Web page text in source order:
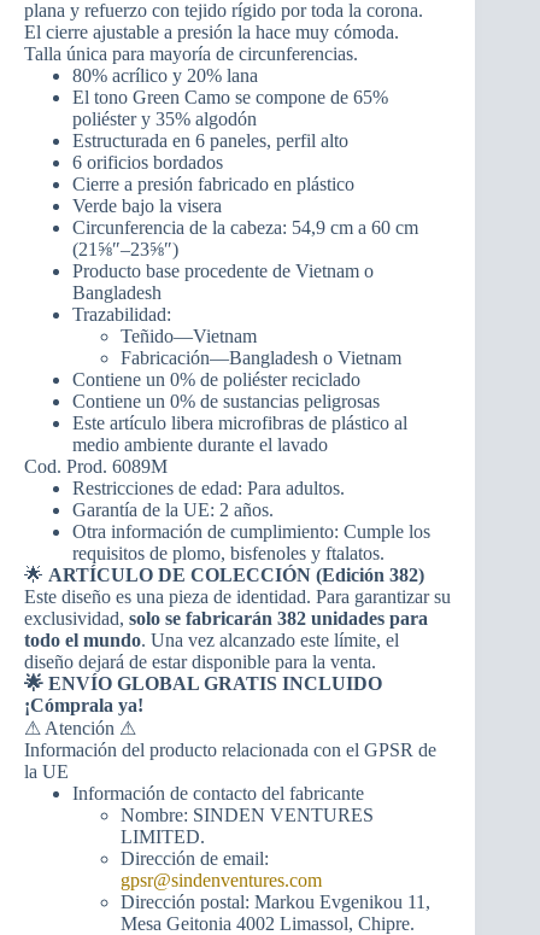
plana y refuerzo con tejido rígido por toda la corona.
El cierre ajustable a presión la hace muy cómoda.
Talla única para mayoría de circunferencias.
80% acrílico y 20% lana
El tono Green Camo se compone de 65%
poliéster y 35% algodón
Estructurada en 6 paneles, perfil alto
6 orificios bordados
Cierre a presión fabricado en plástico
Verde bajo la visera
Circunferencia de la cabeza: 54,9 cm a 60 cm
(21⅝″–23⅝″)
Producto base procedente de Vietnam o
Bangladesh
Trazabilidad:
Teñido—Vietnam
Fabricación—Bangladesh o Vietnam
Contiene un 0% de poliéster reciclado
Contiene un 0% de sustancias peligrosas
Este artículo libera microfibras de plástico al
medio ambiente durante el lavado
Cod. Prod. 6089M
Restricciones de edad: Para adultos.
Garantía de la UE: 2 años.
Otra información de cumplimiento: Cumple los
requisitos de plomo, bisfenoles y ftalatos.
🌟 ARTÍCULO DE COLECCIÓN (Edición 382)
Este diseño es una pieza de identidad. Para garantizar su
exclusividad, solo se fabricarán 382 unidades para
todo el mundo. Una vez alcanzado este límite, el
diseño dejará de estar disponible para la venta.
🌟 ENVÍO GLOBAL GRATIS INCLUIDO
¡Cómprala ya!
⚠ Atención ⚠
Información del producto relacionada con el GPSR de
la UE
Información de contacto del fabricante
Nombre: SINDEN VENTURES
LIMITED.
Dirección de email:
gpsr@sindenventures.com
Dirección postal: Markou Evgenikou 11,
Mesa Geitonia 4002 Limassol, Chipre.